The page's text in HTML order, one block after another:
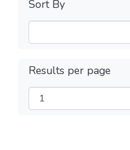
Sort By
Results per page